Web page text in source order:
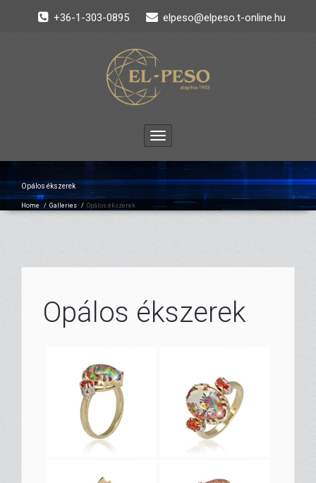
+36-1-303-0895 elpeso@elpeso.t-online.hu
Toggle
navigation
Opálos ékszerek
Home / Galleries / Opálos ékszerek
Opálos ékszerek